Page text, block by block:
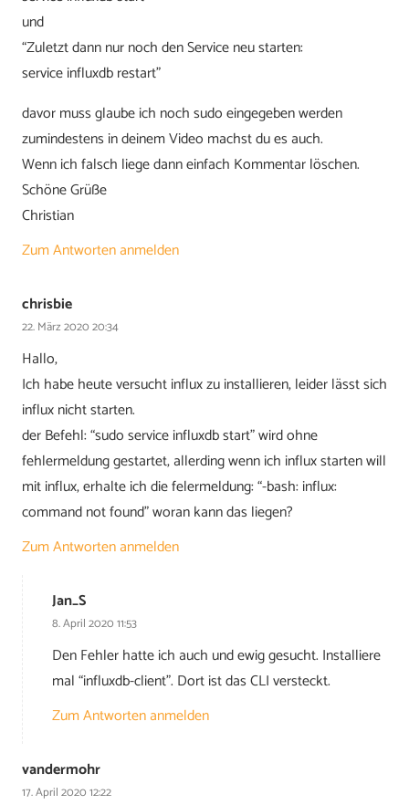
und
“Zuletzt dann nur noch den Service neu starten:
service influxdb restart”
davor muss glaube ich noch sudo eingegeben werden
zumindestens in deinem Video machst du es auch.
Wenn ich falsch liege dann einfach Kommentar löschen.
Schöne Grüße
Christian
Zum Antworten anmelden
chrisbie
22. März 2020 20:34
Hallo,
Ich habe heute versucht influx zu installieren, leider lässt sich
influx nicht starten.
der Befehl: “sudo service influxdb start” wird ohne
fehlermeldung gestartet, allerding wenn ich influx starten will
mit influx, erhalte ich die felermeldung: “-bash: influx:
command not found” woran kann das liegen?
Zum Antworten anmelden
Jan_S
8. April 2020 11:53
Den Fehler hatte ich auch und ewig gesucht. Installiere
mal “influxdb-client”. Dort ist das CLI versteckt.
Zum Antworten anmelden
vandermohr
17. April 2020 12:22